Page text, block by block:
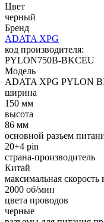
Цвет
черный
Бренд
ADATA XPG
код производителя:
PYLON750B-BKCEU
Модель
ADATA XPG PYLON
ширина
150 мм
высота
86 мм
основной разъем
20+4 pin
страна-производитель
Китай
максимальная скорость
2000 об/мин
цвета проводов
черные